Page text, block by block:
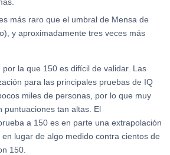
más raro que el umbral de Mensa de
y aproximadamente tres veces más
la que 150 es difícil de validar. Las
para las principales pruebas de IQ
miles de personas, por lo que muy
puntuaciones tan altas. El
a 150 es en parte una extrapolación
lugar de algo medido contra cientos de
150.